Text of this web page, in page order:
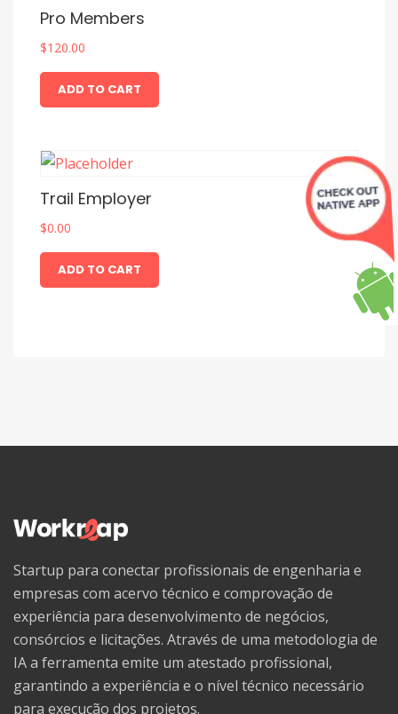
Pro Members
$120.00
ADD TO CART
Trail Employer
$0.00
ADD TO CART
Startup para conectar profissionais de engenharia e
empresas com acervo técnico e comprovação de
experiência para desenvolvimento de negócios,
consórcios e licitações. Através de uma metodologia de
IA a ferramenta emite um atestado profissional,
garantindo a experiência e o nível técnico necessário
para execução dos projetos.